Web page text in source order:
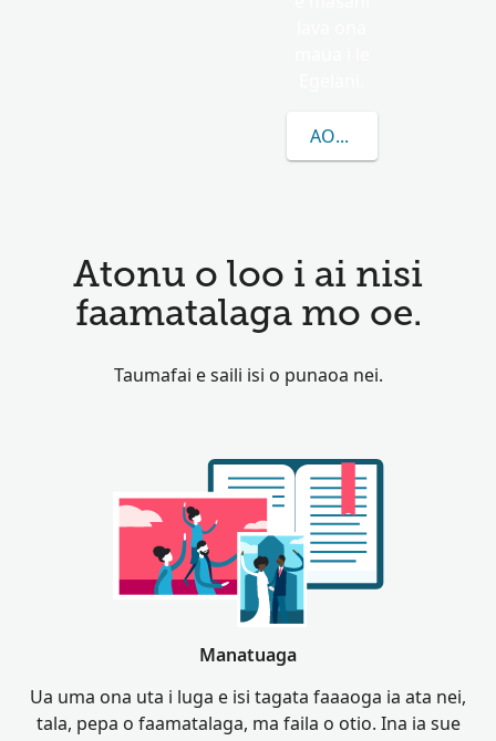
AOAO ATILI E UIGA I
Atonu o loo i ai nisi
faamatalaga mo oe.
Taumafai e saili isi o punaoa nei.
Manatuaga
Ua uma ona uta i luga e isi tagata faaaoga ia ata nei,
tala, pepa o faamatalaga, ma faila o otio. Ina ia sue